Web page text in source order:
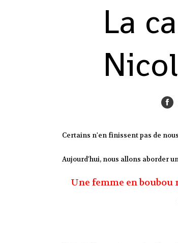
La
Certains n'en finissent pas de
Aujourd'hui, nous allons aborder
Une femme en